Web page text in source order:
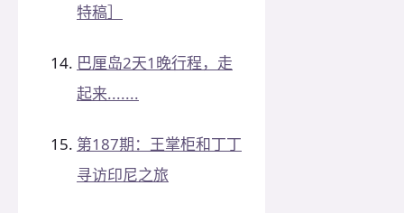
特稿］
巴厘岛2天1晚行程，走
起来.......
第187期：王掌柜和丁丁
寻访印尼之旅